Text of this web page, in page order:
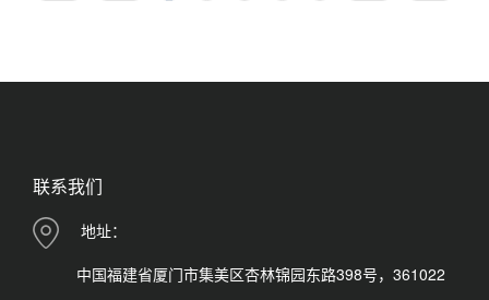
联系我们
地址：
中国福建省厦门市集美区杏林锦园东路398号，361022